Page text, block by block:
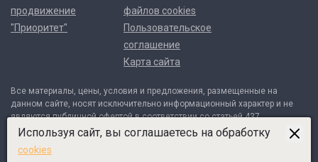
продвижение
"Приоритет"
файлов cookies
Пользовательское
соглашение
Карта сайта
Все материалы, цены, условия и предложения, размещенные на
данном сайте, носят исключительно информационный характер и не
являются публичной офертой в соответствии со статьей 437
Гражданского кодекса Российской Федерации. Договор может быть
и оформляется в письменном виде. Для получения точной
Используя сайт, вы соглашаетесь на обработку
cookies